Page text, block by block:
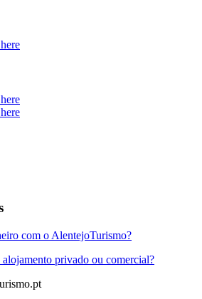
com o AlentejoTurismo?
privado ou comercial?